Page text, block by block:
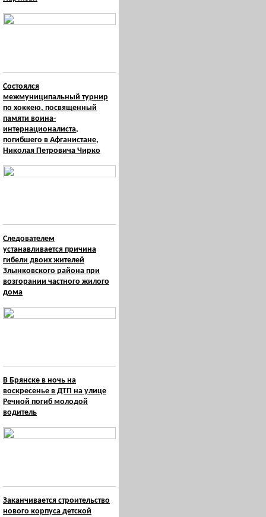
Состоялся
межмуниципальный турнир
по хоккею, посвященный
памяти воина-
интернационалиста,
погибшего в Афганистане,
Николая Петровича Чирко
Следователем
устанавливается причина
гибели двоих жителей
Злынковского района при
возгорании частного жилого
дома
В Брянске в ночь на
воскресенье в ДТП на улице
Речной погиб молодой
водитель
Заканчивается строительство
нового корпуса детской